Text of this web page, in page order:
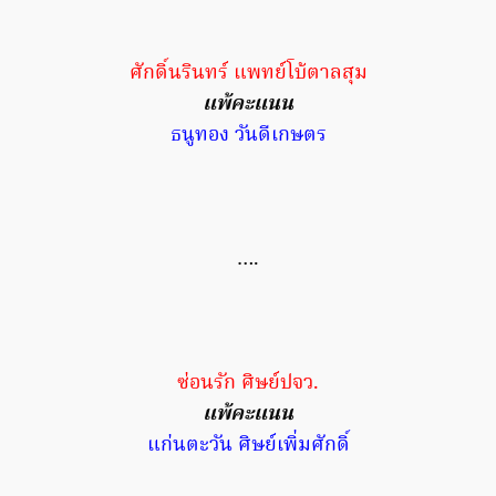
ศักดิ์นรินทร์ แพทย์โบ้ตาลสุม
แพ้คะแนน
ธนูทอง วันดีเกษตร
….
ซ่อนรัก ศิษย์ปจว.
แพ้คะแนน
แก่นตะวัน ศิษย์เพิ่มศักดิ์